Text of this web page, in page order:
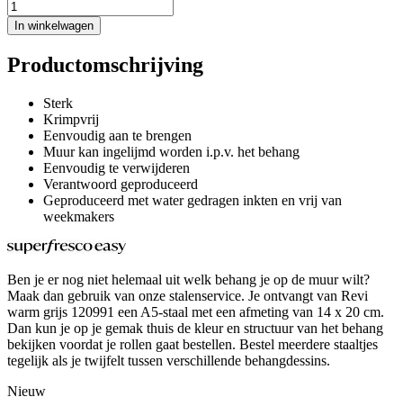
In winkelwagen
Productomschrijving
Sterk
Krimpvrij
Eenvoudig aan te brengen
Muur kan ingelijmd worden i.p.v. het behang
Eenvoudig te verwijderen
Verantwoord geproduceerd
Geproduceerd met water gedragen inkten en vrij van
weekmakers
Ben je er nog niet helemaal uit welk behang je op de muur wilt?
Maak dan gebruik van onze stalenservice. Je ontvangt van Revi
warm grijs 120991 een A5-staal met een afmeting van 14 x 20 cm.
Dan kun je op je gemak thuis de kleur en structuur van het behang
bekijken voordat je rollen gaat bestellen. Bestel meerdere staaltjes
tegelijk als je twijfelt tussen verschillende behangdessins.
Nieuw